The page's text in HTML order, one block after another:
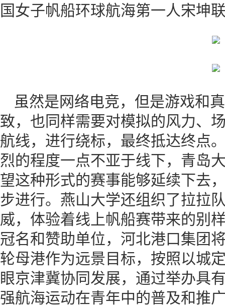
国女子帆船环球航海第一人宋坤
虽然是网络电竞，但是游戏和
致，也同样需要对模拟的风力、
航线，进行绕标，最终抵达终点
烈的程度一点不亚于线下，青岛
望这种形式的赛事能够延续下去
步进行。燕山大学还组织了拉拉
威，体验着线上帆船赛带来的
冠名和赞助单位，河北港口集团
轮母港作为远景目标，按照以城
眼京津冀协同发展，通过举办具
强航海运动在青年中的普及和推